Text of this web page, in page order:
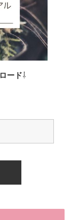
ード⇩